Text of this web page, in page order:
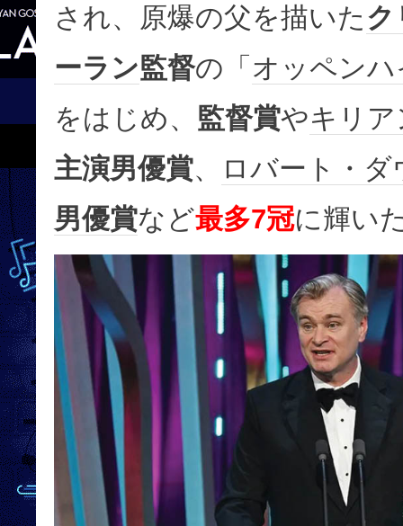
され、原爆の父を描いた ク
ーラン監督の「 オッペン
をはじめ、 監督賞やキリ
主演男優賞、
ロバート・ダ
男優賞など最多7冠に輝い